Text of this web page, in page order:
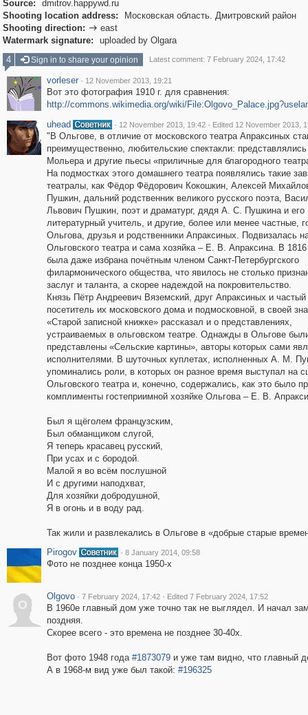
Source:
dmitrov.happywd.ru
Shooting location address:
Московская область. Дмитровский район
Shooting direction:  east
Watermark signature:
uploaded by Olgara
4
Sign in to share your opinion Latest comment: 7 February 2024, 17:42
vorleser · 12 November 2013, 19:21
Вот это фотография 1910 г. для сравнения:
http://commons.wikimedia.org/wiki/
uhead
· 12 November 2013, 19:42 · Edited 12 November 2013,
"В Ольгове, в отличие от московского театра Апраксиных
преимущественно, любительские спектакли:
Мольера и другие пьесы «приличные для благородного
На подмостках этого домашнего театра появлялись такие
театралы, как Фёдор Фёдорович Кокошкин, Алексей
Пушкин, дальний родственник великого русского поэта,
Львович Пушкин, поэт и драматург, дядя А. С. Пушкина и его
литературный учитель, и другие, более или менее частные,
Ольгова, друзья и родственники Апраксиных. Подвизалась
Ольговского театра и сама хозяйка – Е. В. Апраксина. В 1816
была даже избрана почётным членом Санкт-Петербургского
филармонического общества, что явилось не столько
заслуг и таланта, а скорее надеждой на покровительство.
Князь Пётр Андреевич Вяземский, друг Апраксиных и частый
посетитель их московского дома и подмосковной, в своей
«Старой записной книжке» рассказал и о представлениях,
устраиваемых в ольговском театре. Однажды в Ольгове
представлены «Сельские картины», авторы которых сами
исполнителями. В шуточных куплетах, исполненных А. М.
упоминались роли, в которых он разное время выступал на
Ольговского театра и, конечно, содержались, как это было
комплименты гостеприимной хозяйке Ольгова – Е. В.
Был я щёголем французским,
Был обманщиком слугой,
Я теперь красавец русский,
При усах и с бородой.
Малой я во всём послушной
И с другими наподхват,
Для хозяйки добродушной,
Я в огонь и в воду рад.
Так жили и развлекались в Ольгове в «добрые старые
Pirogov
· 8 January 2014, 09:58
Фото не позднее конца 1950-х
O
Olgovo · 7 February 2024, 17:42 · Edited 7 February 2024, 17:52
В 1960е главный дом уже точно так не выглядел. И начал
поздняя.
Скорее всего - это времена не позднее 30-40х.
Вот фото 1948 года #1873079и уже там видно, что главный
А в 1968-м вид уже был такой: #196325